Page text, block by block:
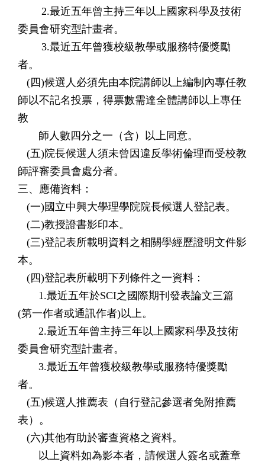
2.最近五年曾主持三年以上國家科學及技術
委員會研究型計畫者。
3.最近五年曾獲校級教學或服務特優獎勵
者。
(四)候選人必須先由本院講師以上編制內專任教
師以不記名投票，得票數需達全體講師以上專任
教
師人數四分之一（含）以上同意。
(五)院長候選人須未曾因違反學術倫理而受校教
師評審委員會處分者。
三、應備資料：
(一)國立中興大學理學院院長候選人登記表。
(二)教授證書影印本。
(三)登記表所載明資料之相關學經歷證明文件影
本。
(四)登記表所載明下列條件之一資料：
1.最近五年於SCI之國際期刊發表論文三篇
(第一作者或通訊作者)以上。
2.最近五年曾主持三年以上國家科學及技術
委員會研究型計畫者。
3.最近五年曾獲校級教學或服務特優獎勵
者。
(五)候選人推薦表（自行登記參選者免附推薦
表）。
(六)其他有助於審查資格之資料。
以上資料如為影本者，請候選人簽名或蓋章